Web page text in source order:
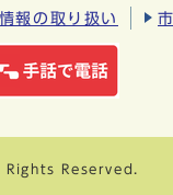
報の取り扱い
Reserved.